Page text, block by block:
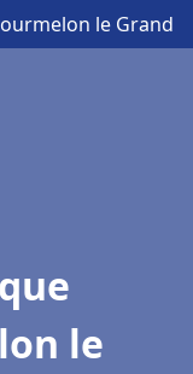
le Grand
le